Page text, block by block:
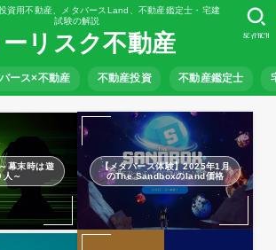
資用不動産、メタバースLand、不動産鑑定士・宅建
試験の解説
ーリスク不動産
ース×不動産 不動産投資 不動産鑑定士
SEARCH
幕末時は遊
人～
【メタバース体験】2025年1月
のThe Sandboxのland価格